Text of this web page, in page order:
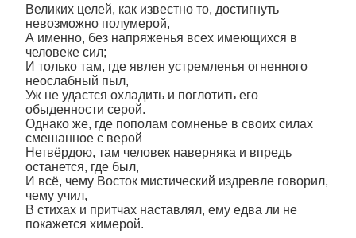
Великих целей, как известно то, достигнуть
невозможно полумерой,
А именно, без напряженья всех имеющихся в
человеке сил;
И только там, где явлен устремленья огненного
неослабный пыл,
Уж не удастся охладить и поглотить его
обыденности серой.
Однако же, где пополам сомненье в своих силах
смешанное с верой
Нетвёрдою, там человек наверняка и впредь
останется, где был,
И всё, чему Восток мистический издревле говорил,
чему учил,
В стихах и притчах наставлял, ему едва ли не
покажется химерой.